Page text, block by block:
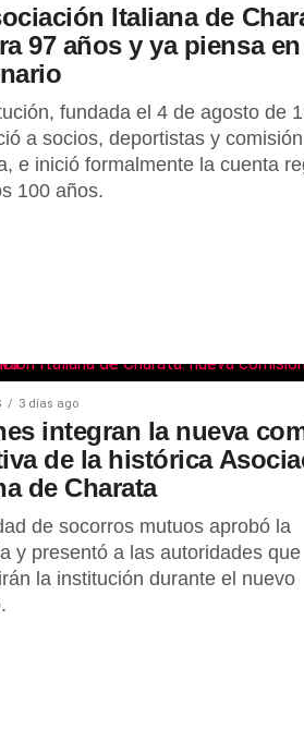
Italiana de
97 años y ya piensa
fundada el 4 de agosto de
a socios, deportistas y comisión
e inició formalmente la cuenta
100 años.
3 días ago
integran la nueva
de la histórica
de Charata
de socorros mutuos aprobó la
y presentó a las autoridades que
la institución durante el nuevo